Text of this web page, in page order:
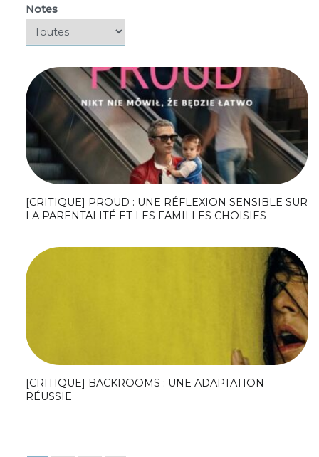
Notes
[CRITIQUE] PROUD : UNE RÉFLEXION SENSIBLE SUR
LA PARENTALITÉ ET LES FAMILLES CHOISIES
[CRITIQUE] BACKROOMS : UNE ADAPTATION
RÉUSSIE